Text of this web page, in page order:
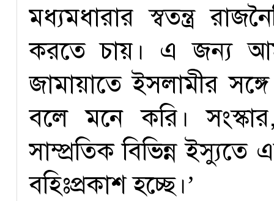
মধ্যমধারার স্বতন্ত্র
করতে চায়। এ জন্য
জামায়াতে ইসলামীর
বলে মনে করি।
সাম্প্রতিক বিভিন্ন
বহিঃপ্রকাশ হচ্ছে।’